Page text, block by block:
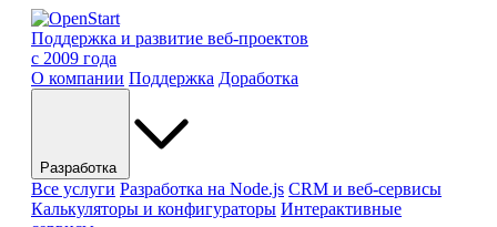
Поддержка и развитие веб-проектов
с 2009 года
О компании Поддержка Доработка
Разработка
Все услуги Разработка на Node.js CRM и веб-сервисы
Калькуляторы и конфигураторы Интерактивные